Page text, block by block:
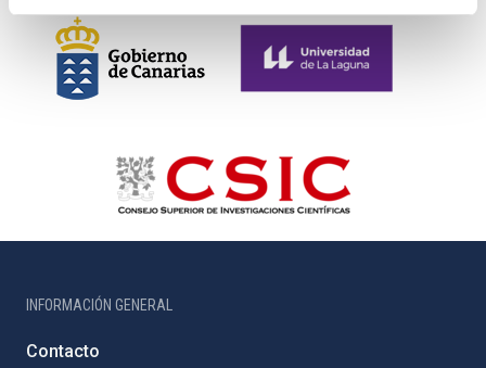
INFORMACIÓN GENERAL
Contacto